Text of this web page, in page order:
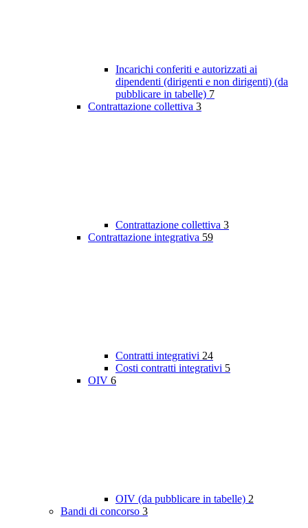
Incarichi conferiti e autorizzati ai
dipendenti (dirigenti e non dirigenti) (da
pubblicare in tabelle) 7
Contrattazione collettiva 3
Contrattazione collettiva 3
Contrattazione integrativa 59
Contratti integrativi 24
Costi contratti integrativi 5
OIV 6
OIV (da pubblicare in tabelle) 2
Bandi di concorso 3